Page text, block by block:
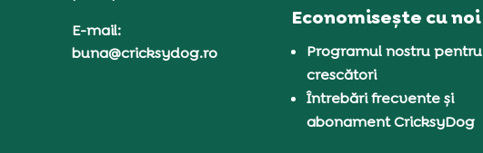
E-mail:
buna@cricksydog.ro
Economisește cu noi
Programul nostru pentru
crescători
Întrebări frecvente și
abonament CricksyDog